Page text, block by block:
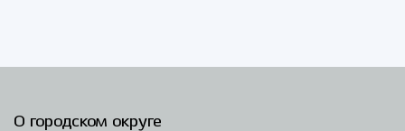
О городском округе